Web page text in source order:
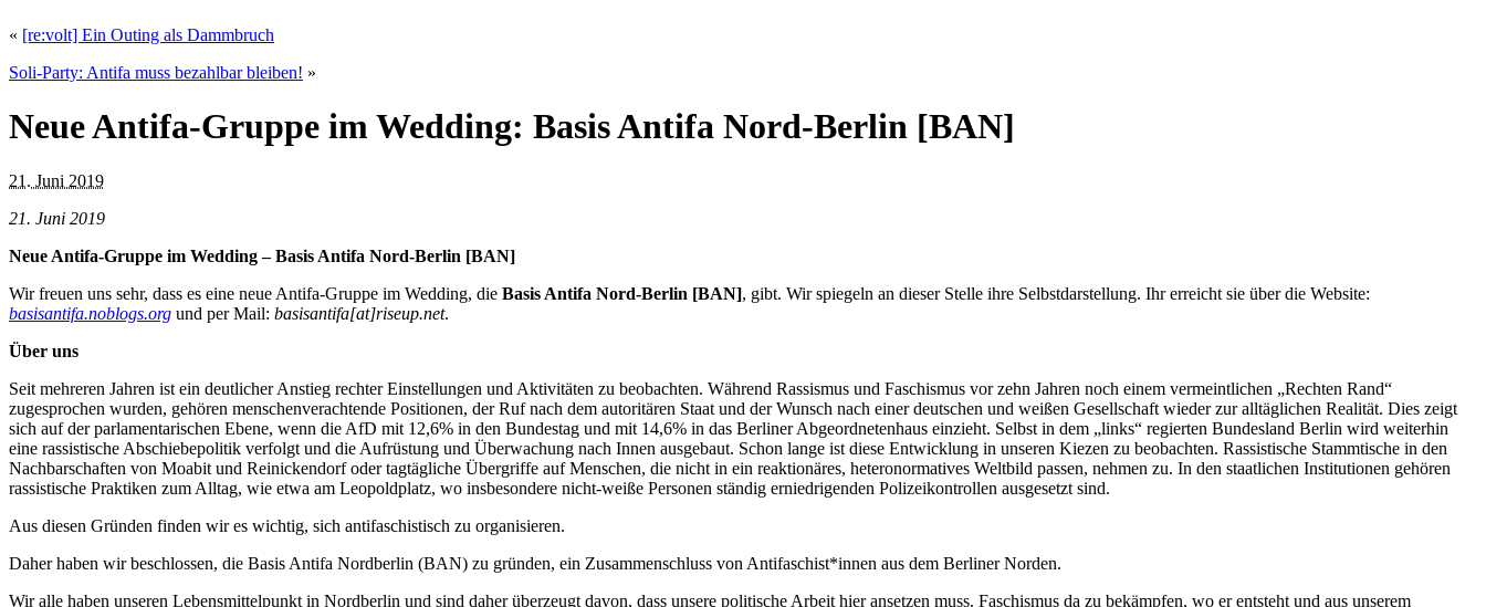
« [re:volt] Ein Outing als Dammbruch
Soli-Party: Antifa muss bezahlbar bleiben! »
Neue Antifa-Gruppe im Wedding: Basis Antifa Nord-Berlin [BAN]
21. Juni 2019
21. Juni 2019
Neue Antifa-Gruppe im Wedding – Basis Antifa Nord-Berlin [BAN]
Wir freuen uns sehr, dass es eine neue Antifa-Gruppe im Wedding, die Basis Antifa Nord-Berlin [BAN], gibt. Wir spiegeln an dieser Stelle ihre Selbstdarstellung. Ihr erreicht sie über die Website:
basisantifa.noblogs.org und per Mail: basisantifa[at]riseup.net.
Über uns
Seit mehreren Jahren ist ein deutlicher Anstieg rechter Einstellungen und Aktivitäten zu beobachten. Während Rassismus und Faschismus vor zehn Jahren noch einem vermeintlichen „Rechten Rand“
zugesprochen wurden, gehören menschenverachtende Positionen, der Ruf nach dem autoritären Staat und der Wunsch nach einer deutschen und weißen Gesellschaft wieder zur alltäglichen Realität. Dies zeigt
sich auf der parlamentarischen Ebene, wenn die AfD mit 12,6% in den Bundestag und mit 14,6% in das Berliner Abgeordnetenhaus einzieht. Selbst in dem „links“ regierten Bundesland Berlin wird weiterhin
eine rassistische Abschiebepolitik verfolgt und die Aufrüstung und Überwachung nach Innen ausgebaut. Schon lange ist diese Entwicklung in unseren Kiezen zu beobachten. Rassistische Stammtische in den
Nachbarschaften von Moabit und Reinickendorf oder tagtägliche Übergriffe auf Menschen, die nicht in ein reaktionäres, heteronormatives Weltbild passen, nehmen zu. In den staatlichen Institutionen gehören
rassistische Praktiken zum Alltag, wie etwa am Leopoldplatz, wo insbesondere nicht-weiße Personen ständig erniedrigenden Polizeikontrollen ausgesetzt sind.
Aus diesen Gründen finden wir es wichtig, sich antifaschistisch zu organisieren.
Daher haben wir beschlossen, die Basis Antifa Nordberlin (BAN) zu gründen, ein Zusammenschluss von Antifaschist*innen aus dem Berliner Norden.
Wir alle haben unseren Lebensmittelpunkt in Nordberlin und sind daher überzeugt davon, dass unsere politische Arbeit hier ansetzen muss. Faschismus da zu bekämpfen, wo er entsteht und aus unserem